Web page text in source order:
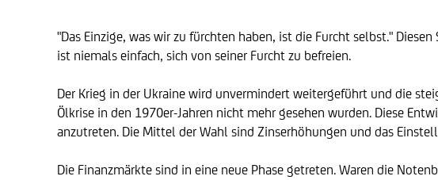
"Das Einzige, was wir zu fürchten haben, ist die Furcht selbst."
ist niemals einfach, sich von seiner Furcht zu befreien.
Der Krieg in der Ukraine wird unvermindert weitergeführt und die
Ölkrise in den 1970er-Jahren nicht mehr gesehen wurden. Diese
anzutreten. Die Mittel der Wahl sind Zinserhöhungen und das
Die Finanzmärkte sind in eine neue Phase getreten. Waren die